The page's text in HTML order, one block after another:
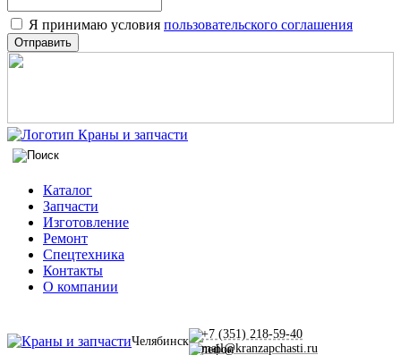
Я принимаю условия пользовательского соглашения
Отправить
Каталог
Запчасти
Изготовление
Ремонт
Спецтехника
Контакты
О компании
Челябинск
+7 (351) 218-59-40
mail@kranzapchasti.ru